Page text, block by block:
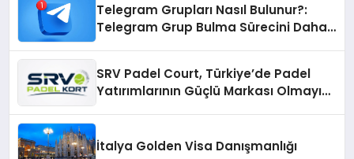
Telegram Grupları Nasıl Bulunur?:
Telegram Grup Bulma Sürecini Daha
SRV Padel Court, Türkiye’de Padel
Yatırımlarının Güçlü Markası Olmayı
İtalya Golden Visa Danışmanlığı